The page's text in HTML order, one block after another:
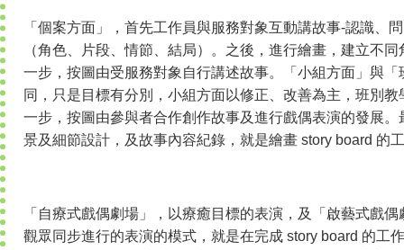
「個案方面」，首先工作員與服務對象互動講故事-認識、
（角色、片段、情節、結局）。之後，進行繪畫，建立不
一步，按圖由受服務對象自行講述故事。「小組方面」與
同，只是目標有分別，小組方面以修正、改善為主，班別
一步，按圖由參與者合作創作故事及進行戲偶表演的發展
景及細節設計，及故事內容紀錄，就是繪畫 story board 的
「自療式戲偶劇場」，以療癒目標的表演，及「啟藝式戲
觀眾同步進行的表演的模式，就是在完成 story board 的工